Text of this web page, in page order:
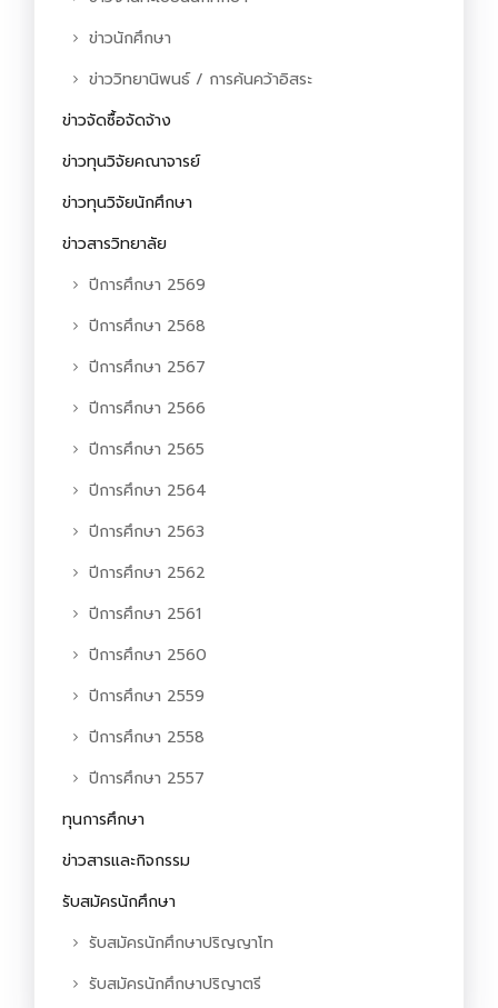
ข่าวนักศึกษา
ข่าววิทยานิพนธ์ / การค้นคว้าอิสระ
ข่าวจัดซื้อจัดจ้าง
ข่าวทุนวิจัยคณาจารย์
ข่าวทุนวิจัยนักศึกษา
ข่าวสารวิทยาลัย
ปีการศึกษา 2569
ปีการศึกษา 2568
ปีการศึกษา 2567
ปีการศึกษา 2566
ปีการศึกษา 2565
ปีการศึกษา 2564
ปีการศึกษา 2563
ปีการศึกษา 2562
ปีการศึกษา 2561
ปีการศึกษา 2560
ปีการศึกษา 2559
ปีการศึกษา 2558
ปีการศึกษา 2557
ทุนการศึกษา
ข่าวสารและกิจกรรม
รับสมัครนักศึกษา
รับสมัครนักศึกษาปริญญาโท
รับสมัครนักศึกษาปริญาตรี